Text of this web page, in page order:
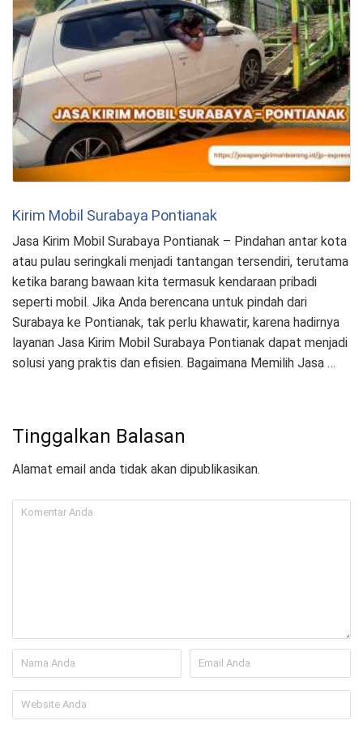
Kirim Mobil Surabaya Pontianak
Jasa Kirim Mobil Surabaya Pontianak – Pindahan antar kota
atau pulau seringkali menjadi tantangan tersendiri, terutama
ketika barang bawaan kita termasuk kendaraan pribadi
seperti mobil. Jika Anda berencana untuk pindah dari
Surabaya ke Pontianak, tak perlu khawatir, karena hadirnya
layanan Jasa Kirim Mobil Surabaya Pontianak dapat menjadi
solusi yang praktis dan efisien. Bagaimana Memilih Jasa …
Tinggalkan Balasan
Alamat email anda tidak akan dipublikasikan.